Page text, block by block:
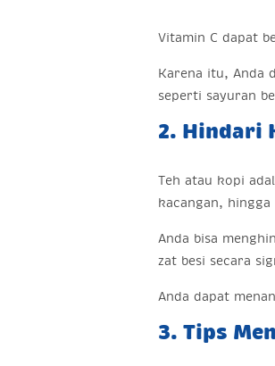
Vitamin C dapat
Karena itu, Anda
seperti sayuran
2. Hindari
Teh atau kopi
kacangan, hingga
Anda bisa
zat besi secara
Anda dapat
3. Tips